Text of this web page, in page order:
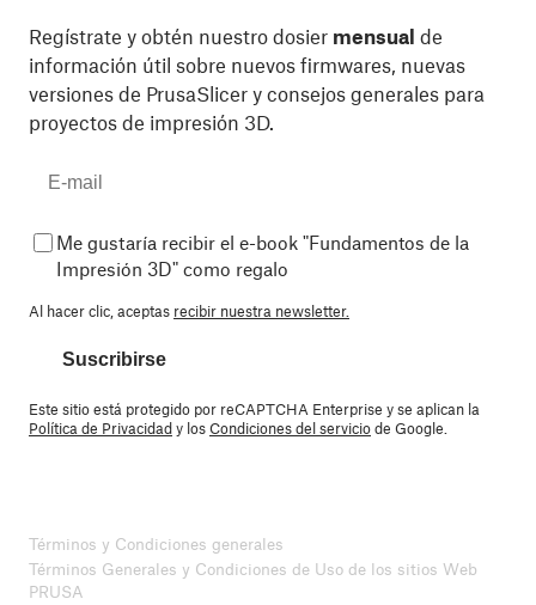
Regístrate y obtén nuestro dosier mensual de
información útil sobre nuevos firmwares, nuevas
versiones de PrusaSlicer y consejos generales para
proyectos de impresión 3D.
Me gustaría recibir el e-book "Fundamentos de la
Impresión 3D" como regalo
Al hacer clic, aceptas recibir nuestra newsletter.
Suscribirse
Este sitio está protegido por reCAPTCHA Enterprise y se aplican la
Política de Privacidady losCondiciones del serviciode Google.
Términos y Condiciones generales
Términos Generales y Condiciones de Uso de los sitios Web
PRUSA